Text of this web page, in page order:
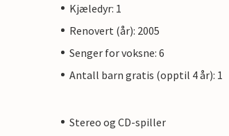
Kjæledyr: 1
Renovert (år): 2005
Senger for voksne: 6
Antall barn gratis (opptil 4 år): 1
Stereo og CD-spiller